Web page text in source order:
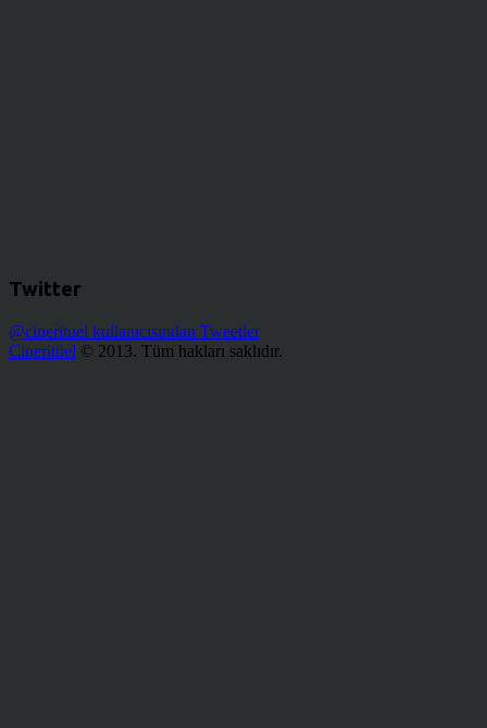
Twitter
@cinerituel kullanıcısından Tweetler
Cineritüel © 2013. Tüm hakları saklıdır.